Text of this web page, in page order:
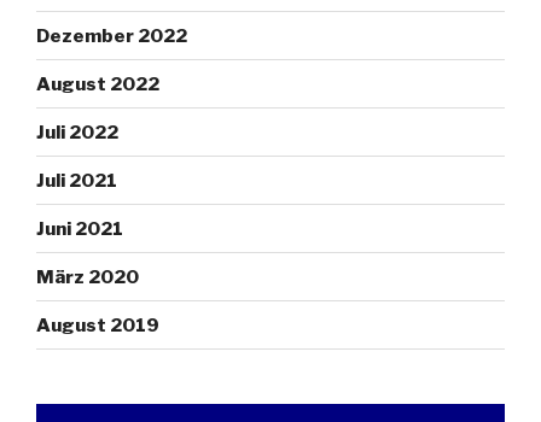
Dezember 2022
August 2022
Juli 2022
Juli 2021
Juni 2021
März 2020
August 2019